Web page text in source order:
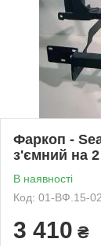
Фаркоп -
з'ємний на
В наявності
Код: 01-ВФ.15-02
3 410 ₴